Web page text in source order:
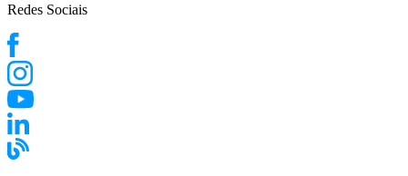
Redes Sociais